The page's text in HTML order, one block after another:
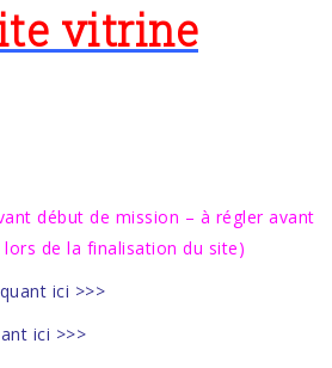
vitrine
début de mission – à régler avant
de la finalisation du site)
ici >>>
ici >>>